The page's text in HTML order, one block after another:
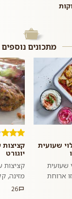
מתכונים נוספים
שעועית
שעועית
ארוחת
יוגורט
קציצות
מזינה,
26